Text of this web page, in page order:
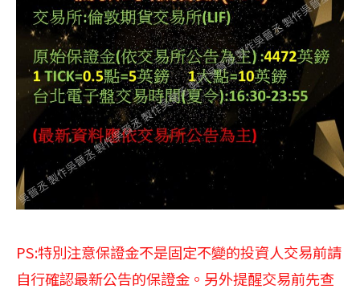
PS:特別注意保證金不是固定不變的投資人交易前請
自行確認最新公告的保證金。另外提醒交易前先查